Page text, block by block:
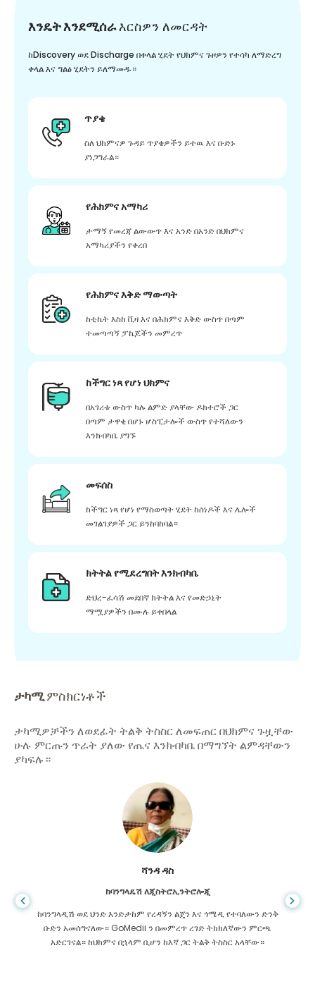
እንዴት እንደሚሰራእርስዎን ለመርዳት
ከDiscovery ወደ Discharge በቀላል ሂደት የህክምና ጉዞዎን የተሳካ ለማድረግ
ቀላል እና ግልፅ ሂደትን ይለማመዱ።
ጥያቄ
ስለ ህክምናዎ ጉዳይ ጥያቄዎችን ይተዉ እና ቡድኑ
ያነጋግራል።
የሕክምና አማካሪ
ታማኝ የመረጃ ልውውጥ እና አንድ በአንድ በህክምና
አማካሪያችን የቀረበ
የሕክምና እቅድ ማውጣት
ከቲኬት እስከ ቪዛ እና በሕክምና እቅድ ውስጥ በጣም
ተመጣጣኝ ፓኬጆችን መምረጥ
ከችግር ነጻ የሆነ ህክምና
በአገሪቱ ውስጥ ካሉ ልምድ ያላቸው ዶክተሮች ጋር
በጣም ታዋቂ በሆኑ ሆስፒታሎች ውስጥ የተሻለውን
እንክብካቤ ያግኙ
መፍሰስ
ከችግር ነጻ የሆነ የማስወጣት ሂደት ከሰነዶች እና ሌሎች
መገልገያዎች ጋር ይንከባከባል።
ክትትል የሚደረግበት እንክብካቤ
ድህረ-ፈሳሽ መደበኛ ክትትል እና የመድኃኒት
ማሟያዎችን በሙሉ ይቀበላል
ታካሚምስክርነቶች
ታካሚዎቻችን ለወደፊት ትልቅ ትስስር ለመፍጠር በህክምና ጉዟቸው
ሁሉ ምርጡን ጥራት ያለው የጤና እንክብካቤ በማግኘት ልምዳቸውን
ያካፍሉ።
ሻንዳ ዳስ
ከባንግላዴሽ ለጂስትሮኢንትሮሎጂ
ከባንግላዲሽ ወደ ህንድ እንድታከም የረዳኝን ልጄን እና ጎሜዲ የተባለውን ድንቅ
ቡድን አመሰግናለው። GoMedii ን በመምረጥ ረገድ ትክክለኛውን ምርጫ
አድርገናል። ከህክምና በኋላም ቢሆን ከእኛ ጋር ትልቅ ትስስር አላቸው።